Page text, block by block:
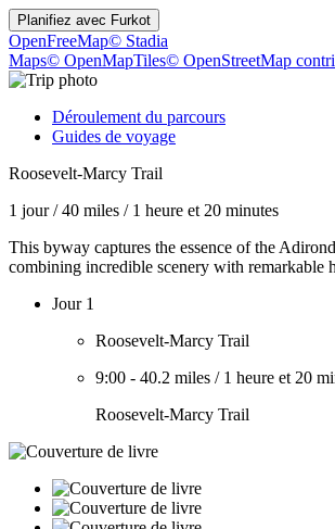
Planifiez avec Furkot
OpenFreeMap© Stadia
Maps© OpenMapTiles© OpenStreetMap
Déroulement du parcours
Guides de voyage
Roosevelt-Marcy Trail
1 jour/40 miles / 1 heure et 20 minutes
This byway captures the essence of the
combining incredible scenery with remarkable
Jour 1
Roosevelt-Marcy Trail
9:00 - 40.2 miles / 1 heure et 20
Roosevelt-Marcy Trail